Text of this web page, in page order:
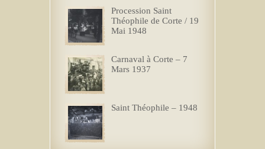
Procession Saint
Théophile de Corte / 19
Mai 1948
Carnaval à Corte – 7
Mars 1937
Saint Théophile – 1948